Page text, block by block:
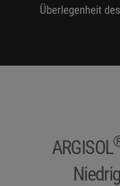
Überlegenheit
ARGISOL